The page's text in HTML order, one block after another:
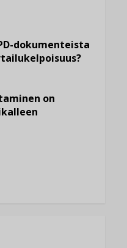
dokumenteista
on